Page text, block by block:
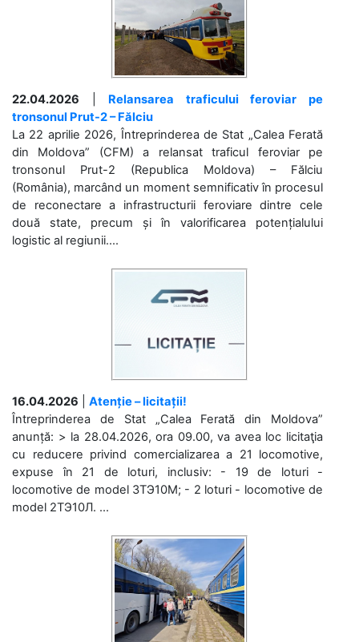
22.04.2026
Relansarea traficului feroviar pe
tronsonul Prut-2 – Fălciu
La 22 aprilie 2026, Întreprinderea de Stat „Calea Ferată
din Moldova” (CFM) a relansat traficul feroviar pe
tronsonul Prut-2 (Republica Moldova) – Fălciu
(România), marcând un moment semnificativ în procesul
de reconectare a infrastructurii feroviare dintre cele
două state, precum și în valorificarea potențialului
logistic al regiunii....
16.04.2026
Atenție – licitații!
Întreprinderea de Stat „Calea Ferată din Moldova”
anunță: > la 28.04.2026, ora 09.00, va avea loc licitaţia
cu reducere privind comercializarea a 21 locomotive,
expuse în 21 de loturi, inclusiv: - 19 de loturi -
locomotive de model 3ТЭ10М; - 2 loturi - locomotive de
model 2ТЭ10Л. ...